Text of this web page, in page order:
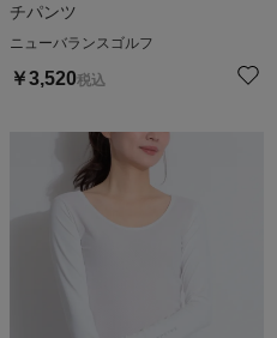
チパンツ
ニューバランスゴルフ
￥3,520税込